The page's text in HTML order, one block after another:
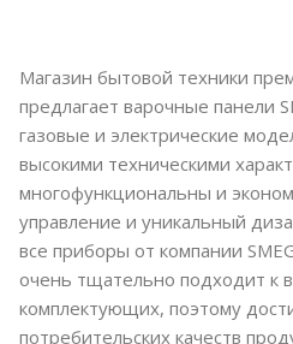
Магазин бытовой техники
предлагает варочные панели
газовые и электрические
высокими техническими
многофункциональны и
управление и уникальный
все приборы от компании
очень тщательно подходит к
комплектующих, поэтому
потребительских качеств